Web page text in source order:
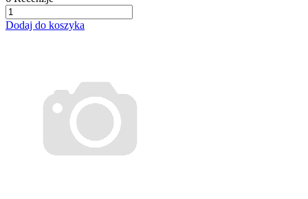
Dodaj do koszyka